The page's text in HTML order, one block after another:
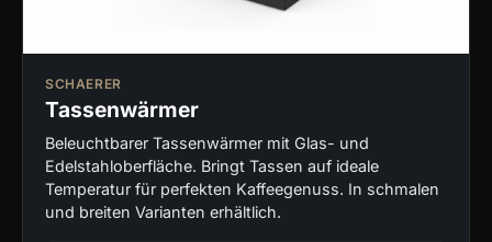
SCHAERER
Tassenwärmer
Beleuchtbarer Tassenwärmer mit Glas- und
Edelstahloberfläche. Bringt Tassen auf ideale
Temperatur für perfekten Kaffeegenuss. In schmalen
und breiten Varianten erhältlich.